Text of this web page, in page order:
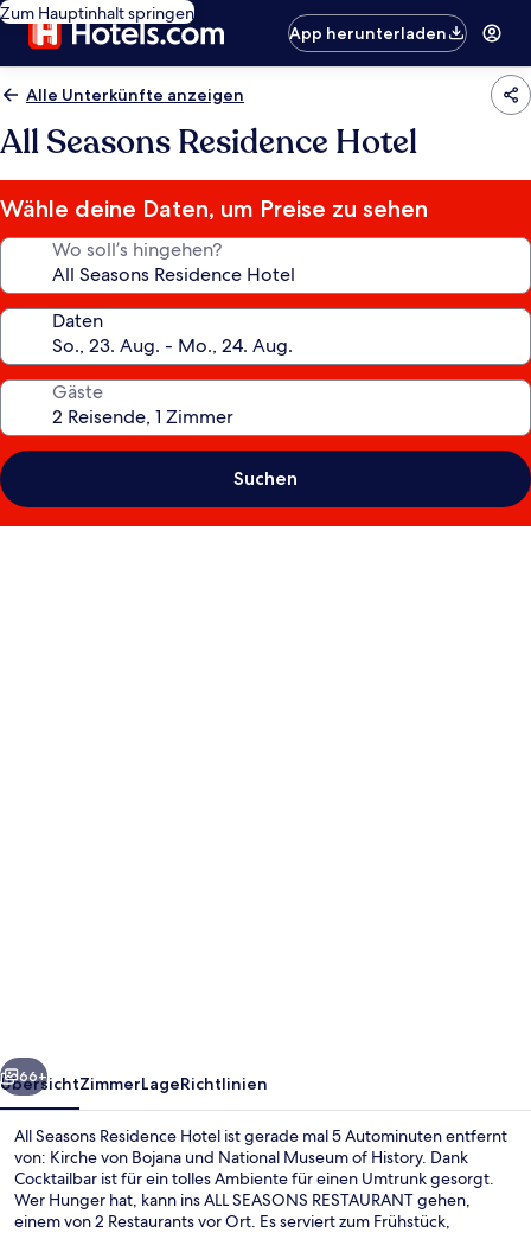
Zum Hauptinhalt springen
App herunterladen
Alle Unterkünfte anzeigen
All Seasons Residence Hotel
Wähle deine Daten, um Preise zu sehen
Wo soll’s hingehen?
Daten
Gäste
Suchen
Weiter
66+
ÜbersichtZimmerLageRichtlinien
All Seasons Residence Hotel ist gerade mal 5 Autominuten entfernt
von: Kirche von Bojana und National Museum of History. Dank
Cocktailbar ist für ein tolles Ambiente für einen Umtrunk gesorgt.
Wer Hunger hat, kann ins ALL SEASONS RESTAURANT gehen,
einem von 2 Restaurants vor Ort. Es serviert zum Frühstück,